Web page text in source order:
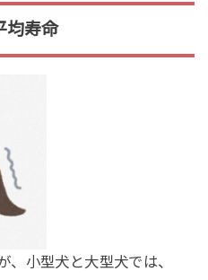
均寿命
、小型犬と大型犬では、